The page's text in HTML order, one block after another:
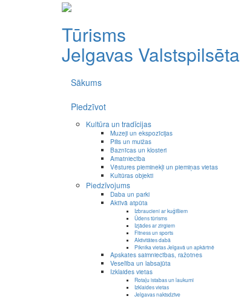
Tūrisms
Jelgavas Valstspilsēta
Sākums
Piedzīvot
Kultūra un tradīcijas
Muzeji un ekspozīcijas
Pilis un muižas
Baznīcas un klosteri
Amatniecība
Vēstures pieminekļi un piemiņas vietas
Kultūras objekti
Piedzīvojums
Daba un parki
Aktīvā atpūta
Izbraucieni ar kuģīšiem
Ūdens tūrisms
Izjādes ar zirgiem
Fitness un sports
Aktivitātes dabā
Piknika vietas Jelgavā un apkārtnē
Apskates saimniecības, ražotnes
Veselība un labsajūta
Izklaides vietas
Rotaļu istabas un laukumi
Izklaides vietas
Jelgavas naktsdzīve